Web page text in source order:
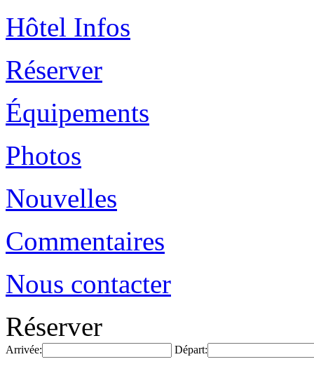
Hôtel Infos
Réserver
Équipements
Photos
Nouvelles
Commentaires
Nous contacter
Réserver
Arrivée: Départ: